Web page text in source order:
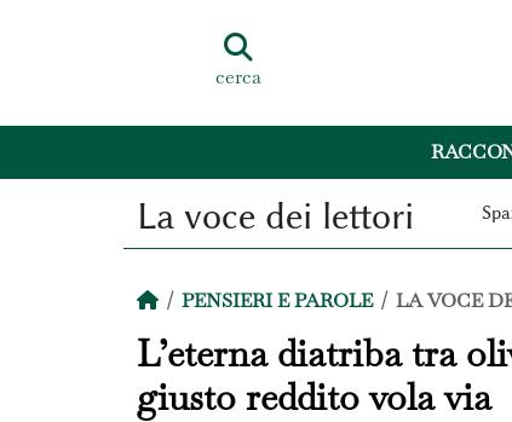
cerca
La voce dei lettori
PENSIERI E PAROLE LA VOCE
L’eterna diatriba tra
giusto reddito vola via